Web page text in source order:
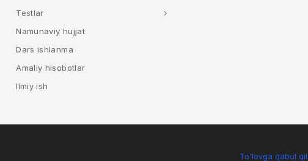
Testlar
Namunaviy hujjat
Dars ishlanma
Amaliy hisobotlar
Ilmiy ish
To'lovga qabul